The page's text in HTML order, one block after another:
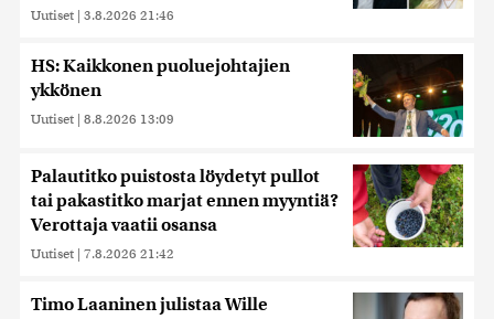
Uutiset | 3.8.2026 21:46
HS: Kaikkonen puoluejohtajien
ykkönen
Uutiset | 8.8.2026 13:09
Palautitko puistosta löydetyt pullot
tai pakastitko marjat ennen myyntiä?
Verottaja vaatii osansa
Uutiset | 7.8.2026 21:42
Timo Laaninen julistaa Wille